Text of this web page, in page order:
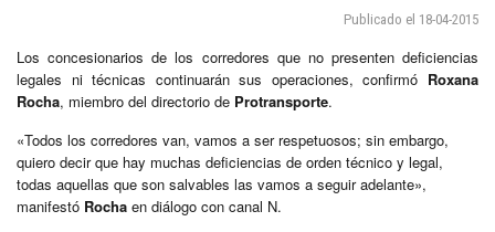
Publicado el 18-04-2015
Los concesionarios de los corredores que no presenten deficiencias
legales ni técnicas continuarán sus operaciones, confirmó Roxana
Rocha, miembro del directorio de Protransporte.
«Todos los corredores van, vamos a ser respetuosos; sin embargo,
quiero decir que hay muchas deficiencias de orden técnico y legal,
todas aquellas que son salvables las vamos a seguir adelante»,
manifestó Rocha en diálogo con canal N.